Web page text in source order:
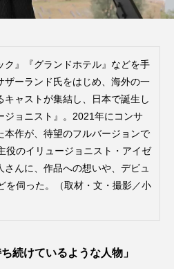
ク』『グランドホテル』などを手
ザーランド氏をはじめ、海外の一
ャストが集結し、日本で誕生し
ジョニスト』。2021年にコンサ
本作が、待望のフルバージョンで
役のイリュージョニスト・アイゼ
さんに、作品への想いや、デビュ
を伺った。（取材・文・撮影／小
続けているような人物」